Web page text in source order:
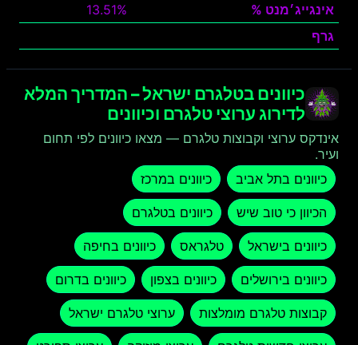
אינגייג׳מנט %
13.51%
גרף
כיוונים בטלגרם ישראל – המדריך המלא
לדירוג ערוצי טלגרם וכיוונים
אינדקס ערוצי וקבוצות טלגרם — מצאו כיוונים לפי תחום
ועיר.
כיוונים בתל אביב
כיוונים במרכז
הכיוון כי טוב שיש כיוונים בטלגרם
כיוונים בישראל טלגראס כיוונים בחיפה
כיוונים בירושלים כיוונים בצפון כיוונים בדרום
קבוצות טלגרם מומלצות ערוצי טלגרם ישראל